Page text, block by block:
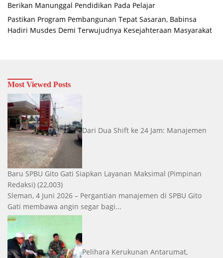
Berikan Manunggal Pendidikan Pada Pelajar
Pastikan Program Pembangunan Tepat Sasaran, Babinsa
Hadiri Musdes Demi Terwujudnya Kesejahteraan Masyarakat
Most Viewed Posts
Dari Dua Shift ke 24 Jam: Manajemen
Baru SPBU Gito Gati Siapkan Layanan Maksimal (Pimpinan
Redaksi) (22,003)
Sleman, 4 Juni 2026 – Pergantian manajemen di SPBU Gito
Gati membawa angin segar bagi...
Pelihara Kerukunan Antarumat,